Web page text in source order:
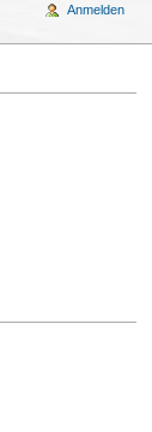
Anmelden